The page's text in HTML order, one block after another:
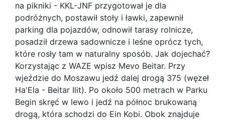
na pikniki - KKL-JNF przygotował je dla
podróżnych, postawił stoły i ławki, zapewnił
parking dla pojazdów, odnowił tarasy rolnicze,
posadził drzewa sadownicze i leśne oprócz tych,
które rosły tam w naturalny sposób. Jak dojechać?
Korzystając z WAZE wpisz Mevo Beitar. Przy
wjeździe do Moszawu jedź dalej drogą 375 (węzeł
Ha'Ela - Beitar Ilit). Po około 500 metrach w Parku
Begin skręć w lewo i jedź na północ brukowaną
drogą, która schodzi do Ein Kobi. Obok znajduje